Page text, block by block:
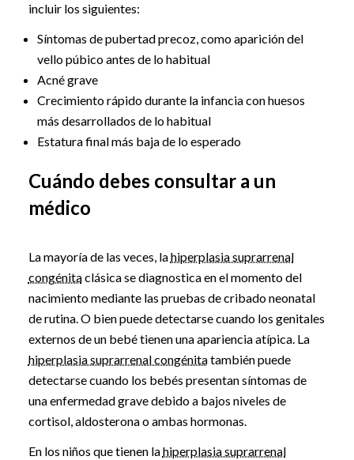
incluir los siguientes:
Síntomas de pubertad precoz, como aparición del
vello púbico antes de lo habitual
Acné grave
Crecimiento rápido durante la infancia con huesos
más desarrollados de lo habitual
Estatura final más baja de lo esperado
Cuándo debes consultar a un
médico
La mayoría de las veces, lahiperplasia suprarrenal
congénitaclásica se diagnostica en el momento del
nacimiento mediante las pruebas de cribado neonatal
de rutina. O bien puede detectarse cuando los genitales
externos de un bebé tienen una apariencia atípica. La
hiperplasia suprarrenal congénitatambién puede
detectarse cuando los bebés presentan síntomas de
una enfermedad grave debido a bajos niveles de
cortisol, aldosterona o ambas hormonas.
En los niños que tienen lahiperplasia suprarrenal